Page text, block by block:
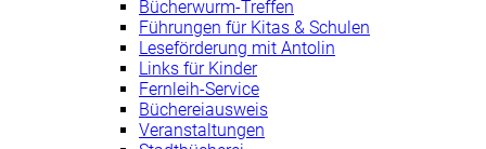
Bücherwurm-Treffen
Führungen für Kitas & Schulen
Leseförderung mit Antolin
Links für Kinder
Fernleih-Service
Büchereiausweis
Veranstaltungen